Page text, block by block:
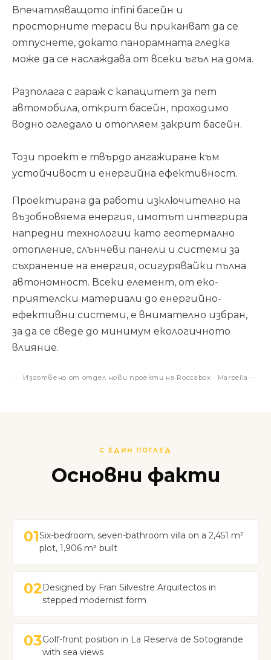
Впечатляващото infini басейн и
просторните тераси ви приканват да се
отпуснете, докато панорамната гледка
може да се наслаждава от всеки ъгъл на дома.
Разполага с гараж с капацитет за пет
автомобила, открит басейн, проходимо
водно огледало и отопляем закрит басейн.
Този проект е твърдо ангажиране към
устойчивост и енергийна ефективност.
Проектирана да работи изключително на
възобновяема енергия, имотът интегрира
напредни технологии като геотермално
отопление, слънчеви панели и системи за
съхранение на енергия, осигурявайки пълна
автономност. Всеки елемент, от еко-
приятелски материали до енергийно-
ефективни системи, е внимателно избран,
за да се сведе до минимум екологичното
влияние.
Изготвено от отдел нови проекти на Roccabox · Marbella
С ЕДИН ПОГЛЕД
Основни факти
01Six-bedroom, seven-bathroom villa on a 2,451 m²
plot, 1,906 m² built
02Designed by Fran Silvestre Arquitectos in
stepped modernist form
03Golf-front position in La Reserva de Sotogrande
with sea views